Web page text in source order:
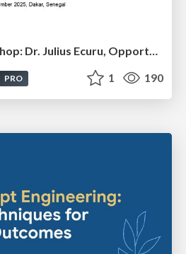
Bioeconomy Workshop: Dr. Julius Ecuru, Opportunities for a Bioeconomy in West Africa
PRO 1 190